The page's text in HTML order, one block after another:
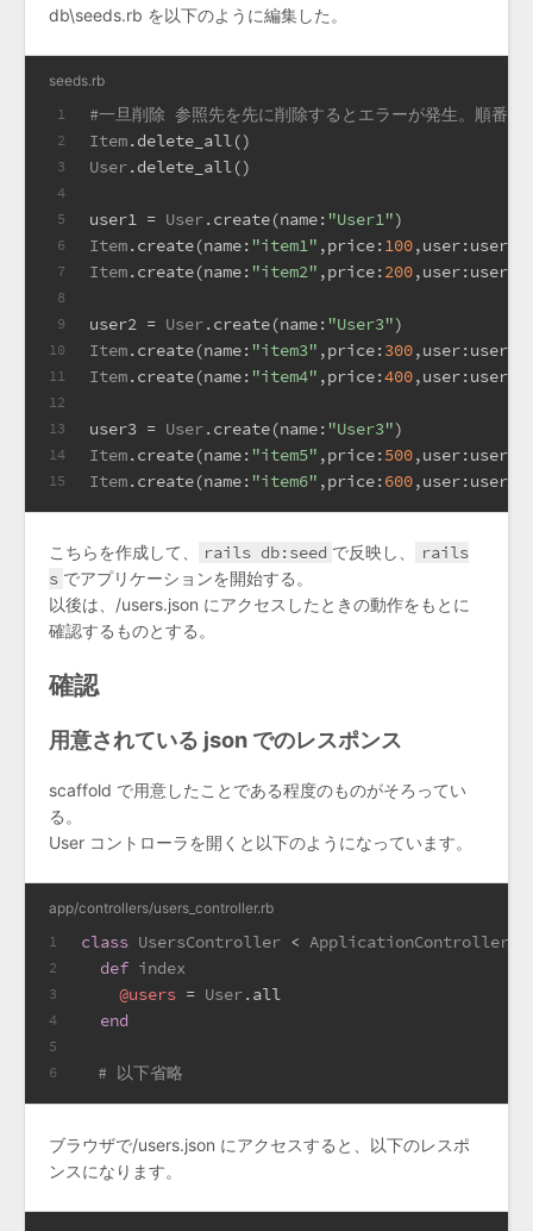
db\seeds.rb を以下のように編集した。
seeds.rb
1
2
3
4
5
6
7
8
9
10
11
12
13
14
15
#一旦削除 参照先を先に削除するとエラーが発生。順番に
Item.delete_all()
User.delete_all()
user1 = User.create(name:"User1")
Item.create(name:"item1" ,price:100,user:user1)
Item.create(name:"item2" ,price:200,user:user1)
user2 = User.create(name:"User3")
Item.create(name:"item3" ,price:300,user:user2)
Item.create(name:"item4" ,price:400,user:user2)
user3 = User.create(name:"User3")
Item.create(name:"item5" ,price:500,user:user3)
Item.create(name:"item6" ,price:600,user:user3)
こちらを作成して、 rails db:seed で反映し、
rails
s でアプリケーションを開始する。
以後は、/users.json にアクセスしたときの動作をもとに
確認するものとする。
確認
用意されている json でのレスポンス
scaffold で用意したことである程度のものがそろってい
る。
User コントローラを開くと以下のようになっています。
app/controllers/users_controller.rb
1
2
3
4
5
6
class UsersController < ApplicationController
def index
@users = User.all
end
# 以下省略
ブラウザで/users.json にアクセスすると、以下のレスポ
ンスになります。